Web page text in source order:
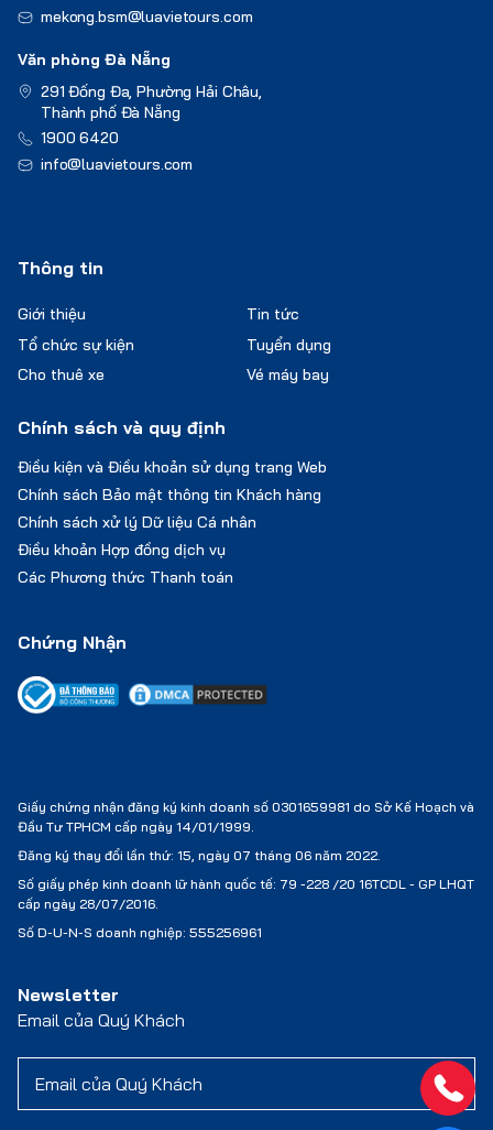
Chứng Nhận
Giấy chứng nhận đăng ký kinh doanh số 0301659981 do Sở Kế Hoạch và
Đầu Tư TPHCM cấp ngày 14/01/1999.
Đăng ký thay đổi lần thứ: 15, ngày 07 tháng 06 năm 2022.
Số giấy phép kinh doanh lữ hành quốc tế: 79 -228 /20 16TCDL - GP LHQT
cấp ngày 28/07/2016.
Số D-U-N-S doanh nghiệp: 555256961
mekong.bsm@luavietours.com
Văn phòng Đà Nẵng
291 Đống Đa, Phường Hải Châu,
Thành phố Đà Nẵng
1900 6420
info@luavietours.com
Thông tin
Giới thiệu
Tổ chức sự kiện
Cho thuê xe
Vé máy bay
Tin tức
Tuyển dụng
Chính sách và quy định
Điều kiện và Điều khoản sử dụng trang Web
Chính sách Bảo mật thông tin Khách hàng
Chính sách xử lý Dữ liệu Cá nhân
Điều khoản Hợp đồng dịch vụ
Các Phương thức Thanh toán
Newsletter
Email của Quý Khách